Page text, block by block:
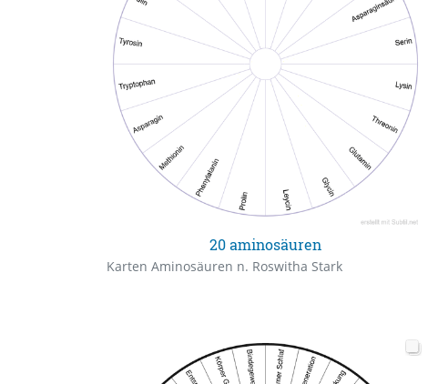
20 aminosäuren
Karten Aminosäuren n. Roswitha Stark